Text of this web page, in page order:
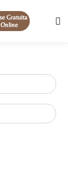
Gratuita
Online